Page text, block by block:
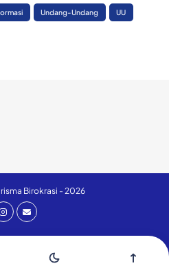
Undang-Undang UU
Birokrasi - 2026